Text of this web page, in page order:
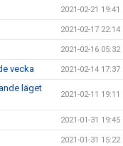
2021-02-21 19:41
2021-02-17 22:14
2021-02-16 05:32
vecka 2021-02-14 17:37
läget
2021-02-11 19:11
2021-01-31 19:45
2021-01-31 15:22